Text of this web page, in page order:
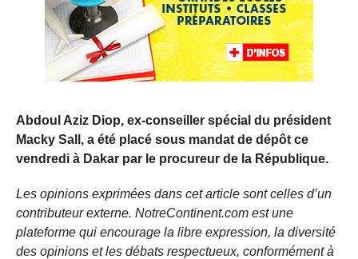
Abdoul Aziz Diop, ex-conseiller spécial du président
Macky Sall, a été placé sous mandat de dépôt ce
vendredi à Dakar par le procureur de la République.
Les opinions exprimées dans cet article sont celles d’un
contributeur externe. NotreContinent.com est une
plateforme qui encourage la libre expression, la diversité
des opinions et les débats respectueux, conformément à